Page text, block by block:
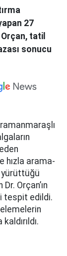
27
tatil
sonucu
hızla arama-
yürüttüğü
Orçan’ın
tespit edildi.